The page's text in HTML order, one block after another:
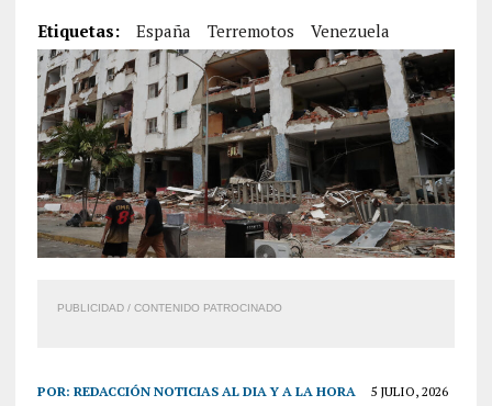
Etiquetas: España Terremotos Venezuela
PUBLICIDAD / CONTENIDO PATROCINADO
POR: REDACCIÓN NOTICIAS AL DIA Y A LA HORA 5 JULIO, 2026